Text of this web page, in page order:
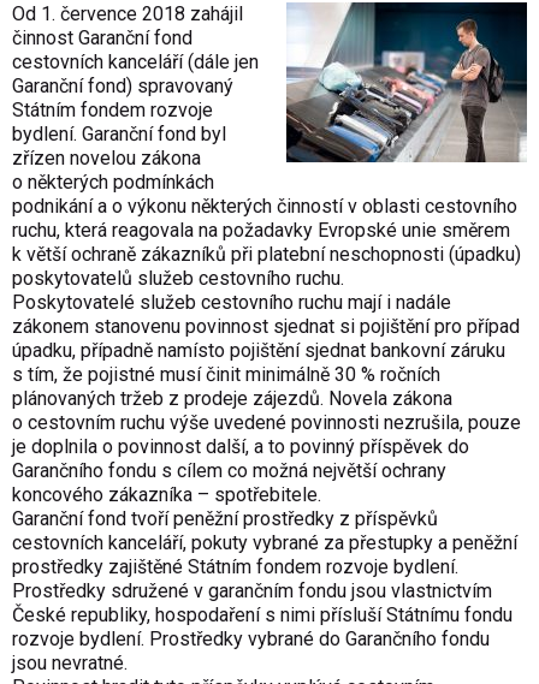
Od 1. července 2018 zahájil
činnost Garanční fond
cestovních kanceláří (dále jen
Garanční fond) spravovaný
Státním fondem rozvoje
bydlení. Garanční fond byl
zřízen novelou zákona
o některých podmínkách
podnikání a o výkonu některých činností v oblasti cestovního
ruchu, která reagovala na požadavky Evropské unie směrem
k větší ochraně zákazníků při platební neschopnosti (úpadku)
poskytovatelů služeb cestovního ruchu.
Poskytovatelé služeb cestovního ruchu mají i nadále
zákonem stanovenu povinnost sjednat si pojištění pro případ
úpadku, případně namísto pojištění sjednat bankovní záruku
s tím, že pojistné musí činit minimálně 30 % ročních
plánovaných tržeb z prodeje zájezdů. Novela zákona
o cestovním ruchu výše uvedené povinnosti nezrušila, pouze
je doplnila o povinnost další, a to povinný příspěvek do
Garančního fondu s cílem co možná největší ochrany
koncového zákazníka – spotřebitele.
Garanční fond tvoří peněžní prostředky z příspěvků
cestovních kanceláří, pokuty vybrané za přestupky a peněžní
prostředky zajištěné Státním fondem rozvoje bydlení.
Prostředky sdružené v garančním fondu jsou vlastnictvím
České republiky, hospodaření s nimi přísluší Státnímu fondu
rozvoje bydlení. Prostředky vybrané do Garančního fondu
jsou nevratné.